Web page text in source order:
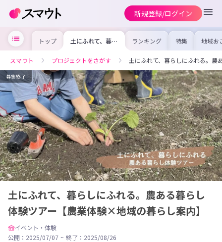
新規登録/ログイン
トップ 土にふれて、暮ら
しにふれる。農あ
ー【農業体験×地
域の暮らし案内】
ランキング 特集 地域お
の求
を集め
事内容
を比較
合った
けよう
スマウト プロジェクトをさがす 土にふれて、暮らしにふれる。
募集終了
土にふれて、暮らしにふれる。農ある暮らし
体験ツアー【農業体験×地域の暮らし案内】
イベント・体験
公開：2025/07/07 ~ 終了：2025/08/26